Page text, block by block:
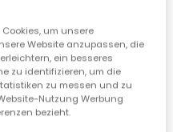
um unsere
Website anzupassen, die
ein besseres
zu identifizieren, um die
zu messen und zu
Nutzung Werbung
bezieht.